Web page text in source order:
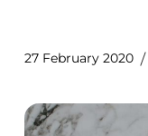
27 February 2020